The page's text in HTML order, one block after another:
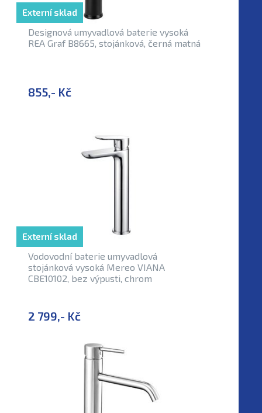
Designová umyvadlová baterie vysoká
REA Graf B8665, stojánková, černá matná
855,- Kč
Externí sklad
Vodovodní baterie umyvadlová
stojánková vysoká Mereo VIANA
CBE10102, bez výpusti, chrom
2 799,- Kč
Externí sklad